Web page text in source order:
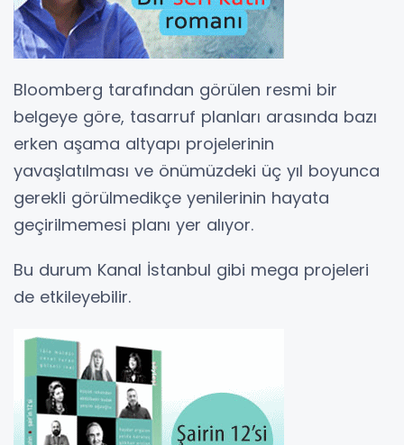
Bloomberg tarafından görülen resmi bir
belgeye göre, tasarruf planları arasında bazı
erken aşama altyapı projelerinin
yavaşlatılması ve önümüzdeki üç yıl boyunca
gerekli görülmedikçe yenilerinin hayata
geçirilmemesi planı yer alıyor.
Bu durum Kanal İstanbul gibi mega projeleri
de etkileyebilir.